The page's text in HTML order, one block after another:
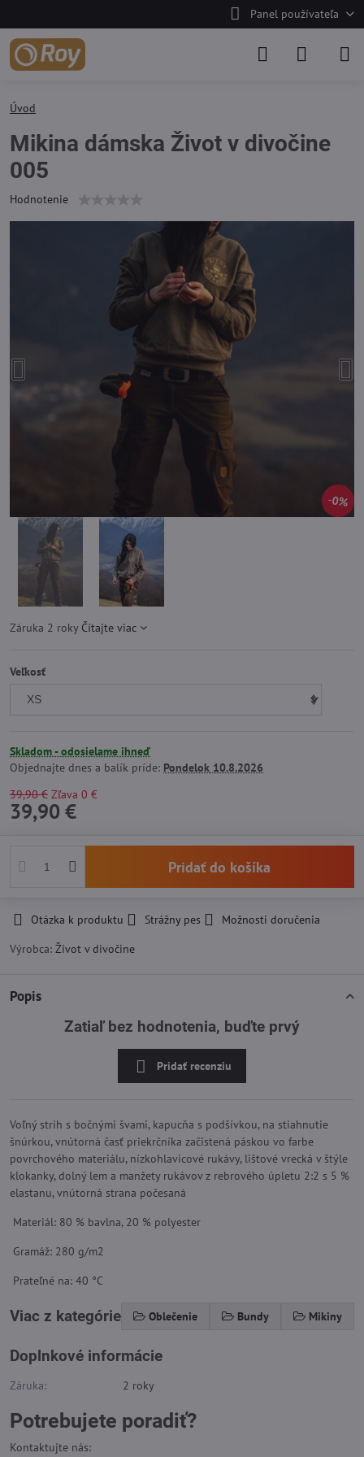
Panel používateľa
0%
Úvod
Mikina dámska Život v divočine
005
Hodnotenie
Záruka 2 roky Čítajte viac
Veľkosť
Skladom - odosielame ihneď
Objednajte dnes a balík príde: Pondelok 10.8.2026
39,90 € Zľava 0 €
39,90 €
Pridať do košíka
Otázka k produktu Strážny pes
Možnosti doručenia
Výrobca: Život v divočine
Popis
Zatiaľ bez hodnotenia, buďte prvý
Pridať recenziu
Voľný strih s bočnými švami, kapucňa s podšívkou, na stiahnutie
šnúrkou, vnútorná časť priekrčníka začistená páskou vo farbe
povrchového materiálu, nízkohlavicové rukávy, lištové vrecká v štýle
klokanky, dolný lem a manžety rukávov z rebrového úpletu 2:2 s 5 %
elastanu, vnútorná strana počesaná
Materiál: 80 % bavlna, 20 % polyester
Gramáž: 280 g/m2
Prateľné na: 40 °C
Viac z kategórie Oblečenie Bundy Mikiny
Doplnkové informácie
Záruka: 2 roky
Potrebujete poradiť?
Kontaktujte nás: